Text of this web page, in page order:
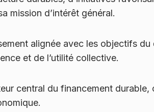
mission d’intérêt général.
alignée avec les objectifs
et de l’utilité collective.
central du financement